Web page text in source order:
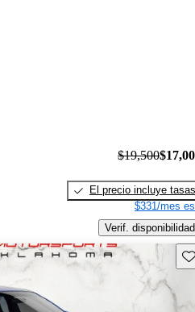
$19,500
El precio incluye tasas
$331/mes
Verif. disponibilidad